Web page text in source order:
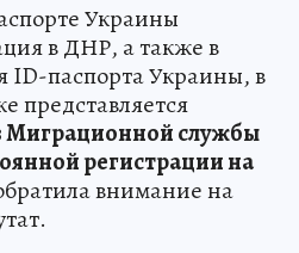
Украины
в ДНР, а также в
ID-паспорта Украины, в
представляется
Миграционной службы
регистрации на
внимание на